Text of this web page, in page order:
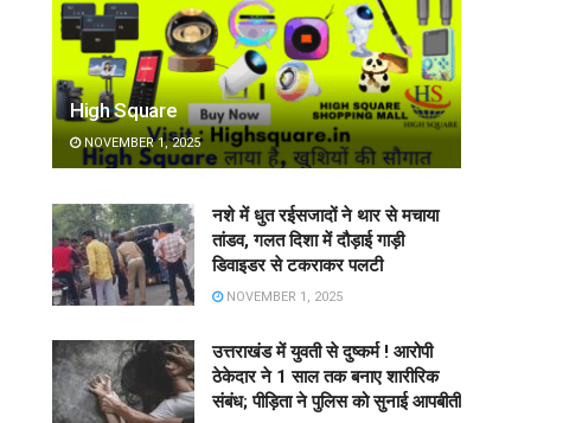
High Square
NOVEMBER 1, 2025
नशे में धुत रईसजादों ने थार से मचाया
तांडव, गलत दिशा में दौड़ाई गाड़ी
डिवाइडर से टकराकर पलटी
NOVEMBER 1, 2025
उत्तराखंड में युवती से दुष्कर्म ! आरोपी
ठेकेदार ने 1 साल तक बनाए शारीरिक
संबंध; पीड़िता ने पुलिस को सुनाई आपबीती